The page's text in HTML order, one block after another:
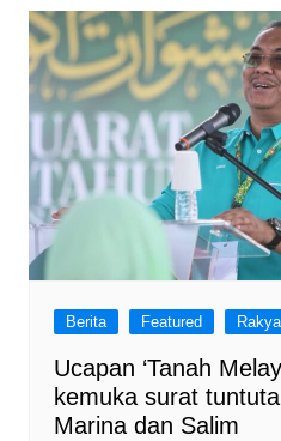
Berita Featured
Ucapan ‘Tanah
kemuka surat
Marina dan Salim